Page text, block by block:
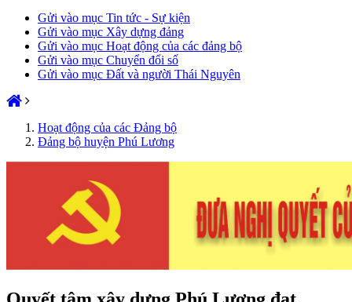
Gửi vào mục Tin tức - Sự kiện
Gửi vào mục Xây dựng đảng
Gửi vào mục Hoạt động của các đảng bộ
Gửi vào mục Chuyển đổi số
Gửi vào mục Đất và người Thái Nguyên
Hoạt động của các Đảng bộ
Đảng bộ huyện Phú Lương